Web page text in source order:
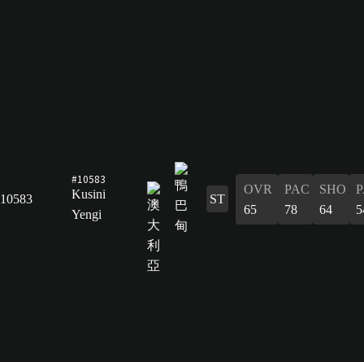
10583
#10583
Kusini
Yengi
ST
OVR
65
PAC
78
SHO
64